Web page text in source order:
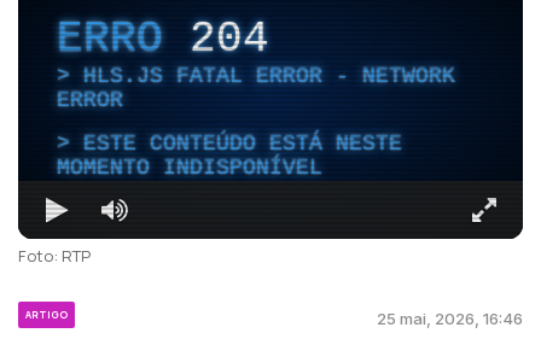
ERRO204
HLS.JS FATAL ERROR - NETWORK
ERROR
ESTE CONTEÚDO ESTÁ NESTE
MOMENTO INDISPONÍVEL
Foto: RTP
ARTIGO 25 mai, 2026, 16:46